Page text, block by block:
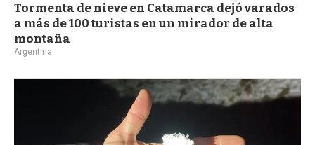
Tormenta de nieve en Catamarca dejó varados
a más de 100 turistas en un mirador de alta
montaña
Argentina